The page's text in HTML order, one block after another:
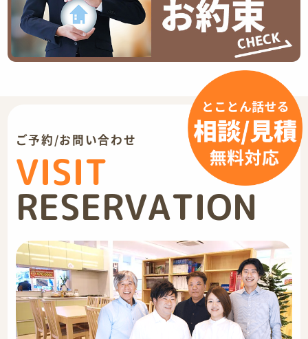
ご予約/お問い合わせ
VISIT
RESERVATION